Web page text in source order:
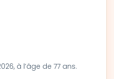
à l’âge de 77 ans.